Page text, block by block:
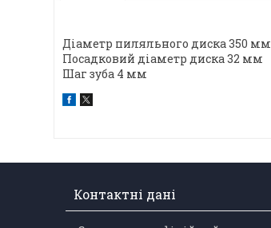
Діаметр пиляльного диска 350 мм
Посадковий діаметр диска 32 мм
Шаг зуба 4 мм
Контактні дані